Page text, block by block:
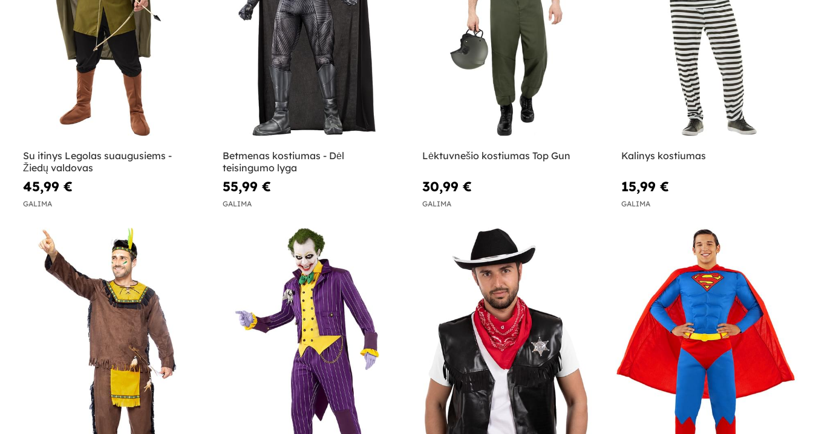
Su itinys Legolas suaugusiems -
Žiedų valdovas
45,99 €
GALIMA
Betmenas kostiumas - Dėl
teisingumo lyga
55,99 €
GALIMA
Lėktuvnešio kostiumas Top Gun
30,99 €
GALIMA
Kalinys kostiumas
15,99 €
GALIMA